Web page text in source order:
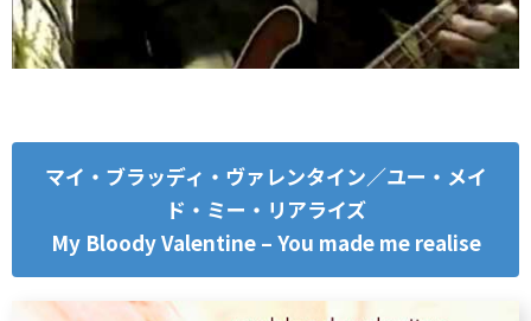
マイ・ブラッディ・ヴァレンタイン／ユー・メイ
ド・ミー・リアライズ
My Bloody Valentine – You made me realise